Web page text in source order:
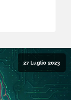
27 Luglio 2023